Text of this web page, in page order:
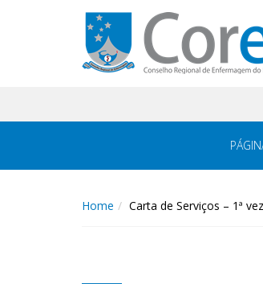
Home Carta de Serviços – 1ª